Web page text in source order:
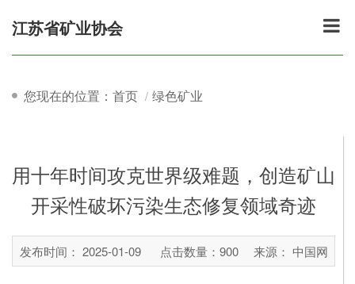
江苏省矿业协会
您现在的位置：首页 绿色矿业
用十年时间攻克世界级难题，创造矿山
开采性破坏污染生态修复领域奇迹
发布时间： 2025-01-09 点击数量： 900 来源： 中国网